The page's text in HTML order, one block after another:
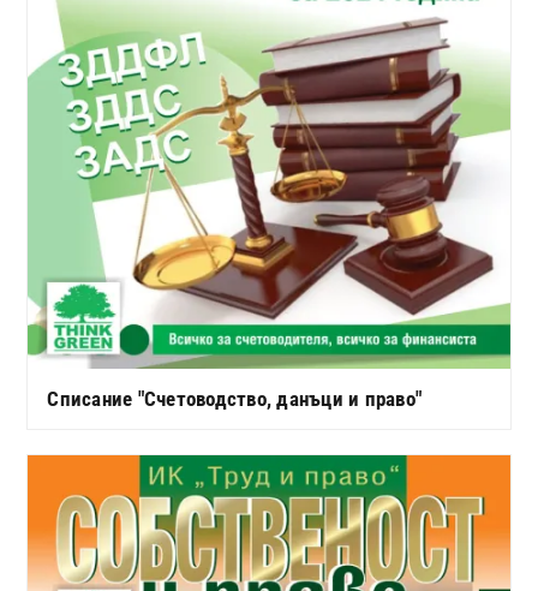
Списание "Счетоводство, данъци и право"